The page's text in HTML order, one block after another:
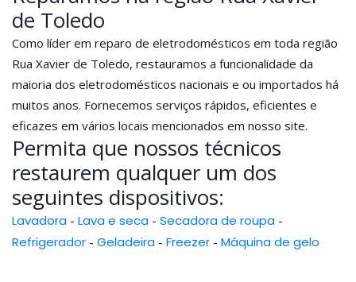
de Toledo
Como líder em reparo de eletrodomésticos em toda região
Rua Xavier de Toledo, restauramos a funcionalidade da
maioria dos eletrodomésticos nacionais e ou importados há
muitos anos. Fornecemos serviços rápidos, eficientes e
eficazes em vários locais mencionados em nosso site.
Permita que nossos técnicos
restaurem qualquer um dos
seguintes dispositivos:
Lavadora - Lava e seca - Secadora de roupa -
Refrigerador - Geladeira - Freezer - Máquina de gelo